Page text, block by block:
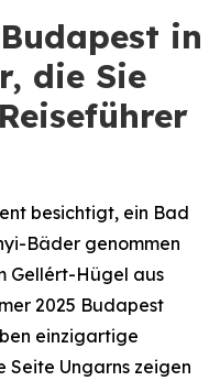
in
die Sie
besichtigt, ein Bad
Bäder genommen
Gellért-Hügel aus
2025 Budapest
einzigartige
Seite Ungarns zeigen